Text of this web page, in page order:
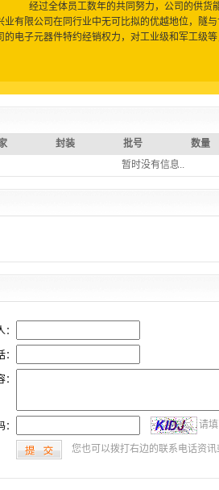
过全体员工数年的共同努力，公司的供货能
业有限公司在同行业中无可比拟的优越地位，隧
的电子元器件特约经销权力，对工业级和军工级
封装 批号
数量
暂时没有信息..
：
： 请填
您也可以拨打右边的联系电话资